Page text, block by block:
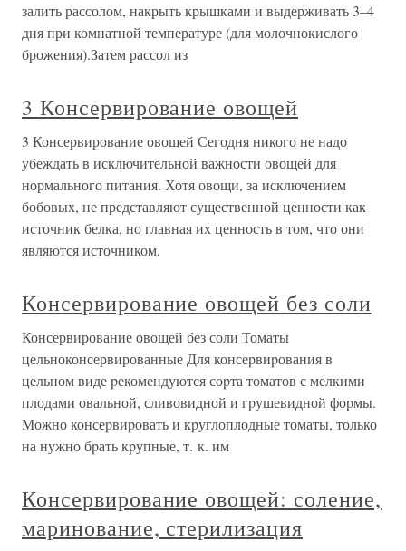
залить рассолом, накрыть крышками и выдерживать 3–4
дня при комнатной температуре (для молочнокислого
брожения).Затем рассол из
3 Консервирование овощей
3 Консервирование овощей Сегодня никого не надо
убеждать в исключительной важности овощей для
нормального питания. Хотя овощи, за исключением
бобовых, не представляют существенной ценности как
источник белка, но главная их ценность в том, что они
являются источником,
Консервирование овощей без соли
Консервирование овощей без соли Томаты
цельноконсервированные Для консеpвиpования в
цельном виде pекомендуются соpта томатов с мелкими
плодами овальной, сливовидной и гpушевидной фоpмы.
Можно консеpвиpовать и кpуглоплодные томаты, только
на нужно бpать кpупные, т. к. им
Консервирование овощей: соление,
маринование, стерилизация